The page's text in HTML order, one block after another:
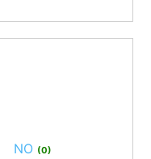
NO (0)